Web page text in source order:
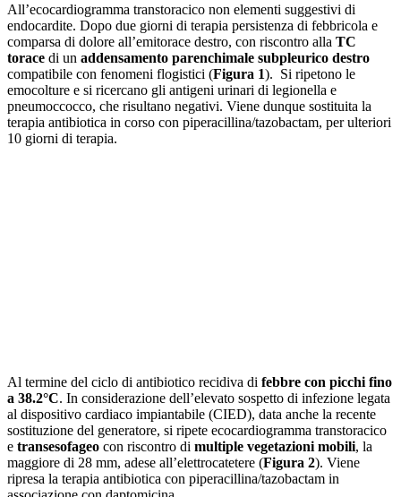
All’ecocardiogramma transtoracico non elementi suggestivi di
endocardite. Dopo due giorni di terapia persistenza di febbricola e
comparsa di dolore all’emitorace destro, con riscontro alla TC
torace di un addensamento parenchimale subpleurico destro
compatibile con fenomeni flogistici (Figura 1). Si ripetono le
emocolture e si ricercano gli antigeni urinari di legionella e
pneumoccocco, che risultano negativi. Viene dunque sostituita la
terapia antibiotica in corso con piperacillina/tazobactam, per ulteriori
10 giorni di terapia.
Al termine del ciclo di antibiotico recidiva di febbre con picchi fino
a 38.2°C. In considerazione dell’elevato sospetto di infezione legata
al dispositivo cardiaco impiantabile (CIED), data anche la recente
sostituzione del generatore, si ripete ecocardiogramma transtoracico
e transesofageo con riscontro di multiple vegetazioni mobili, la
maggiore di 28 mm, adese all’elettrocatetere (Figura 2). Viene
ripresa la terapia antibiotica con piperacillina/tazobactam in